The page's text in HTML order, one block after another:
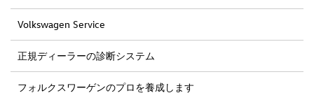
Volkswagen Service
正規ディーラーの診断システム
フォルクスワーゲンのプロを養成します